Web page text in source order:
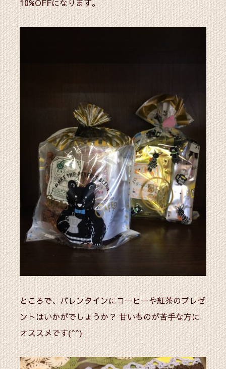
10%OFFになります。
ところで、バレンタインにコーヒーや紅茶のプレゼ
ントはいかがでしょうか？ 甘いものが苦手な方に
オススメです(^^)